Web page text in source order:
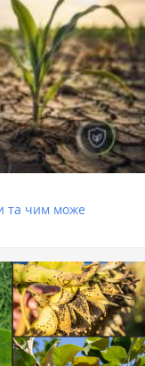
та чим може